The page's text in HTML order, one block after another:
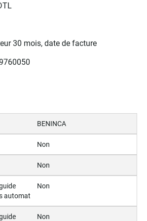
30 mois, date de facture
BENINCA
Non
Non
automat
Non
Non